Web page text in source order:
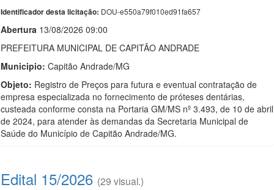
Identificador desta licitação: DOU-e550a79f010ed91fa657
Abertura 13/08/2026 09:00
PREFEITURA MUNICIPAL DE CAPITÃO ANDRADE
Municipio: Capitão Andrade/MG
Objeto: Registro de Preços para futura e eventual contratação de
empresa especializada no fornecimento de próteses dentárias,
custeada conforme consta na Portaria GM/MS nº 3.493, de 10 de abril
de 2024, para atender às demandas da Secretaria Municipal de
Saúde do Município de Capitão Andrade/MG.
Edital 15/2026 (29 visual.)